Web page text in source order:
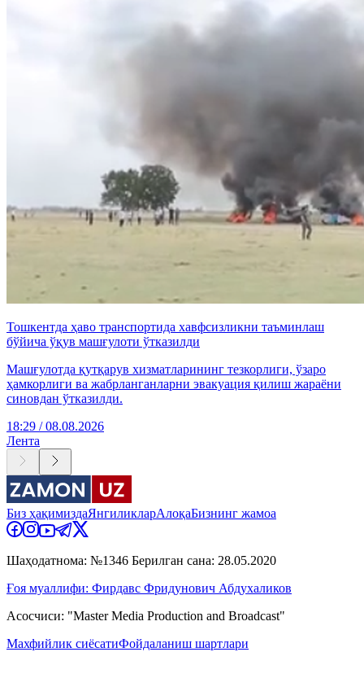
Тошкентда ҳаво транспортида хавфсизликни таъминлаш
бўйича ўқув машғулоти ўтказилди
Машғулотда қутқарув хизматларининг тезкорлиги, ўзаро
ҳамкорлиги ва жабрланганларни эвакуация қилиш жараёни
синовдан ўтказилди.
18:29 / 08.08.2026
Лента
Биз ҳақимиздаЯнгиликларАлоқаБизнинг жамоа
Шаҳодатнома: №1346 Берилган сана: 28.05.2020
Ғоя муаллифи: Фирдавс Фридунович Абдухаликов
Асосчиси: "Master Media Production and Broadcast"
Махфийлик сиёсатиФойдаланиш шартлари